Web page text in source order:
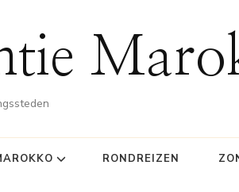
RONDREIZEN